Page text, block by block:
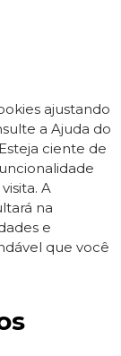
ajustando
a Ajuda do
ciente de
A
na
e
que você